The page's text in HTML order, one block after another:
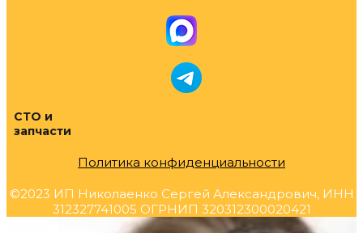
СТО и
запчасти
Политика конфиденциальности
©2023 ИП Николаенко Сергей Александрович, ИНН
312327741005 ОГРНИП 320312300020421